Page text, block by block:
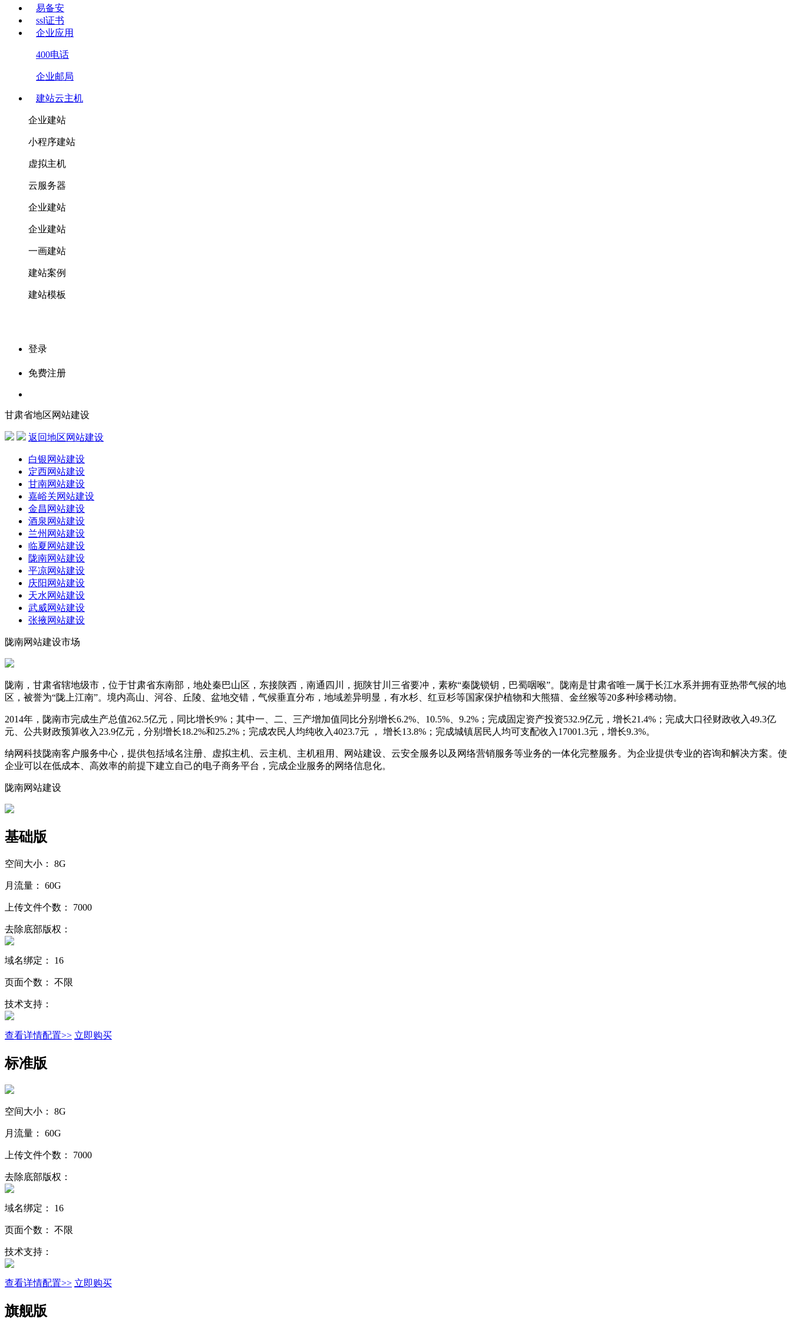
易备安
ssl证书
企业应用
400电话
企业邮局
建站云主机
企业建站
小程序建站
虚拟主机
云服务器
企业建站
企业建站
一画建站
建站案例
建站模板
登录
免费注册
甘肃省地区网站建设
返回地区网站建设
白银网站建设
定西网站建设
甘南网站建设
嘉峪关网站建设
金昌网站建设
酒泉网站建设
兰州网站建设
临夏网站建设
陇南网站建设
平凉网站建设
庆阳网站建设
天水网站建设
武威网站建设
张掖网站建设
陇南网站建设市场
陇南，甘肃省辖地级市，位于甘肃省东南部，地处秦巴山区，东接陕西，南通四川，扼陕甘川三省要冲，素称“秦陇锁钥，巴蜀咽喉”。陇南是甘肃省唯一属于长江水系并拥有亚热带气候的地
区，被誉为“陇上江南”。境内高山、河谷、丘陵、盆地交错，气候垂直分布，地域差异明显，有水杉、红豆杉等国家保护植物和大熊猫、金丝猴等20多种珍稀动物。
2014年，陇南市完成生产总值262.5亿元，同比增长9%；其中一、二、三产增加值同比分别增长6.2%、10.5%、9.2%；完成固定资产投资532.9亿元，增长21.4%；完成大口径财政收入49.3亿
元、公共财政预算收入23.9亿元，分别增长18.2%和25.2%；完成农民人均纯收入4023.7元 ， 增长13.8%；完成城镇居民人均可支配收入17001.3元，增长9.3%。
纳网科技陇南客户服务中心，提供包括域名注册、虚拟主机、云主机、主机租用、网站建设、云安全服务以及网络营销服务等业务的一体化完整服务。为企业提供专业的咨询和解决方案。使
企业可以在低成本、高效率的前提下建立自己的电子商务平台，完成企业服务的网络信息化。
陇南网站建设
基础版
空间大小： 8G
月流量： 60G
上传文件个数： 7000
去除底部版权：
域名绑定： 16
页面个数： 不限
技术支持：
查看详情配置>> 立即购买
标准版
空间大小： 8G
月流量： 60G
上传文件个数： 7000
去除底部版权：
域名绑定： 16
页面个数： 不限
技术支持：
查看详情配置>> 立即购买
旗舰版